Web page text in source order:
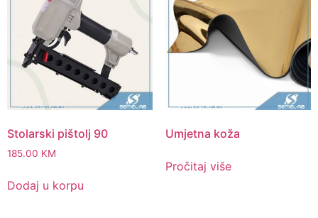
Stolarski pištolj 90
185.00 KM
Dodaj u korpu
Umjetna koža
Pročitaj više